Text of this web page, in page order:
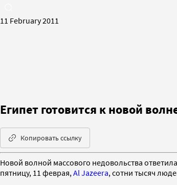
11 February 2011
Египет готовится к новой
Копировать ссылку
Новой волной массового недовольства
пятницу, 11 феврая, Al Jazeera, сотни тысяч